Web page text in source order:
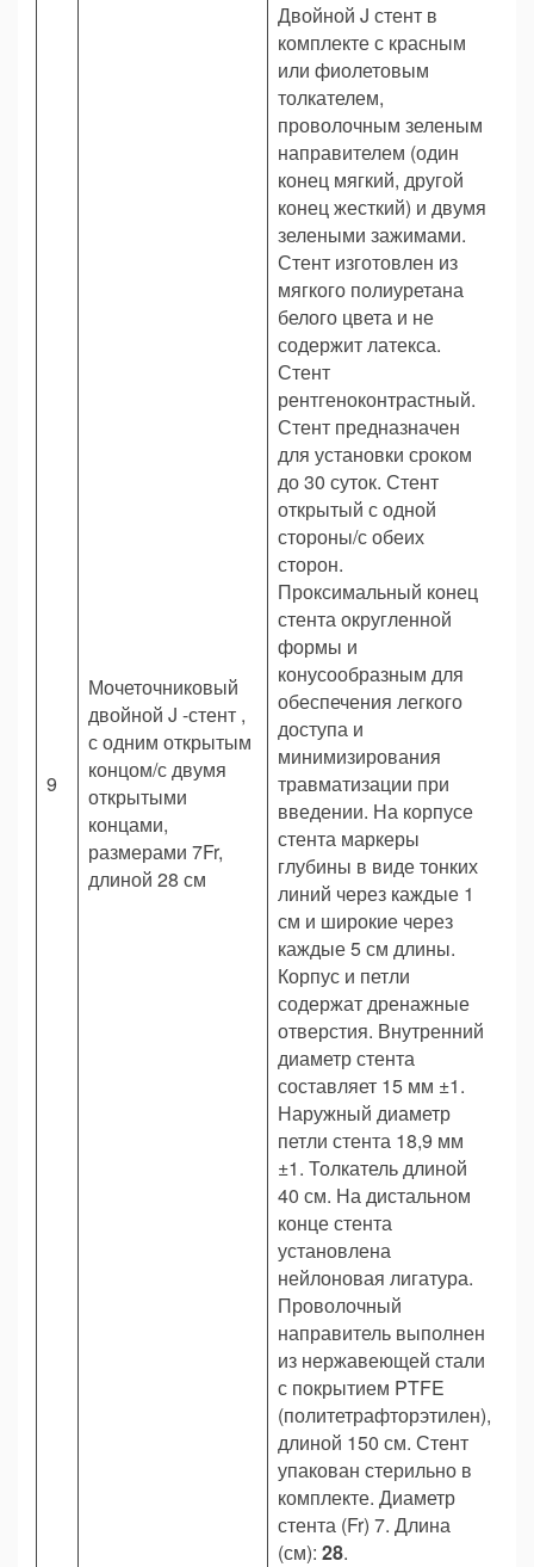
9
Мочеточниковый
двойной J -стент ,
с одним открытым
концом/с двумя
открытыми
концами,
размерами 7Fr,
длиной 28 см
Двойной J стент в
комплекте с красным
или фиолетовым
толкателем,
проволочным зеленым
направителем (один
конец мягкий, другой
конец жесткий) и двумя
зелеными зажимами.
Стент изготовлен из
мягкого полиуретана
белого цвета и не
содержит латекса.
Стент
рентгеноконтрастный.
Стент предназначен
для установки сроком
до 30 суток. Стент
открытый с одной
стороны/с обеих
сторон.
Проксимальный конец
стента округленной
формы и
конусообразным для
обеспечения легкого
доступа и
минимизирования
травматизации при
введении. На корпусе
стента маркеры
глубины в виде тонких
линий через каждые 1
см и широкие через
каждые 5 см длины.
Корпус и петли
содержат дренажные
отверстия. Внутренний
диаметр стента
составляет 15 мм ±1.
Наружный диаметр
петли стента 18,9 мм
±1. Толкатель длиной
40 см. На дистальном
конце стента
установлена
нейлоновая лигатура.
Проволочный
направитель выполнен
из нержавеющей стали
с покрытием PTFE
(политетрафторэтилен),
длиной 150 см. Стент
упакован стерильно в
комплекте. Диаметр
стента (Fr) 7. Длина
(см): 28.